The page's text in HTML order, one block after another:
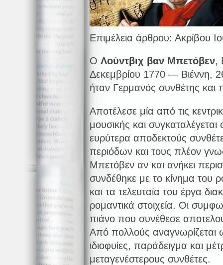
Επιμέλεια άρθρου: Ακρίβου
Ο Λούντβιχ βαν Μπετόβεν,
Δεκεμβρίου 1770 — Βιέννη,
ήταν Γερμανός συνθέτης και
Αποτέλεσε μία από τις
μουσικής και
ευρύτερα αποδεκτούς
περιόδων και τους πλέον
Μπετόβεν αν και ανήκει
συνδέθηκε με το κίνημα του
και τα τελευταία του έργα
ρομαντικά στοιχεία. Οι
πιάνο που συνέθεσε
Από πολλούς αναγνωρίζεται
ιδιοφυίες, παράδειγμα και
μεταγενέστερους συνθέτες.